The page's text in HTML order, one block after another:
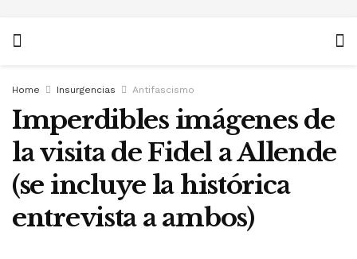
Home Insurgencias Antifascismo
Imperdibles imágenes de
la visita de Fidel a Allende
(se incluye la histórica
entrevista a ambos)